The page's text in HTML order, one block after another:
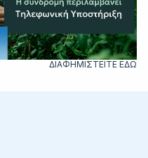
ΔΙΑΦΗΜΙΣΤΕΙΤΕ ΕΔΩ